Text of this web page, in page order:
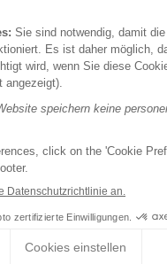
Folgen Sie uns
RECHTLICHE HINWEISE